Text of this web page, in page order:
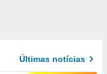
Últimas notícias